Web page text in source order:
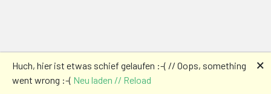
Huch, hier ist etwas schief gelaufen :-( // Oops, something
went wrong :-( Neu laden // Reload
🗙